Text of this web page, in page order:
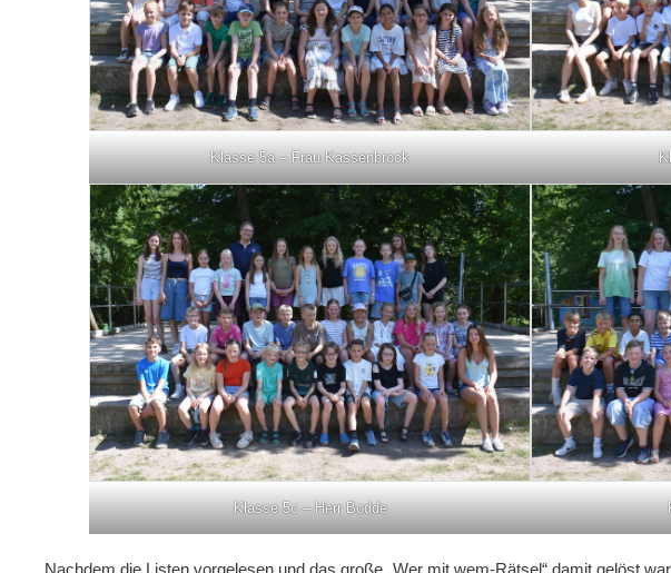
Klasse 5a – Frau Kassenbrock
Klasse 5c – Herr Bodde
Nachdem die Listen vorgelesen und das große „Wer mit wem-Rätsel“ damit gelöst